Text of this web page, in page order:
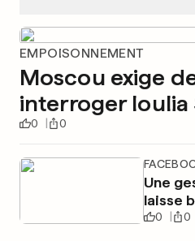
EMPOISONNEMENT
Moscou exige
interroger Ioulia
0 0
Une
laisse
0 0